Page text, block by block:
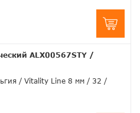
ALX00567STY /
Vitality Line 8 мм 32